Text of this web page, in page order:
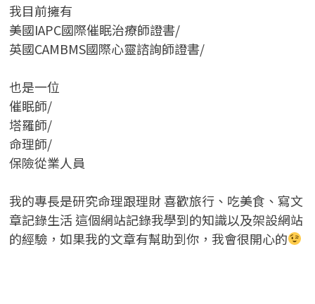
我目前擁有
美國IAPC國際催眠治療師證書/
英國CAMBMS國際心靈諮詢師證書/
也是一位
催眠師/
塔羅師/
命理師/
保險從業人員
我的專長是研究命理跟理財 喜歡旅行、吃美食、寫文
章記錄生活 這個網站記錄我學到的知識以及架設網站
的經驗，如果我的文章有幫助到你，我會很開心的